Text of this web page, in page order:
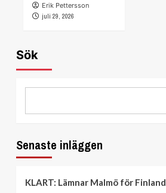
Erik Pettersson
juli 29, 2026
Sök
Senaste inläggen
KLART: Lämnar Malmö för Finland